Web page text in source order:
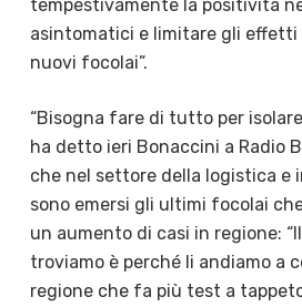
tempestivamente la positività
asintomatici e limitare gli effetti
nuovi focolai”.
“Bisogna fare di tutto per
ha detto ieri Bonaccini a Radio
che nel settore della logistica e
sono emersi gli ultimi focolai
un aumento di casi in regione:
troviamo è perché li andiamo a
regione che fa più test a